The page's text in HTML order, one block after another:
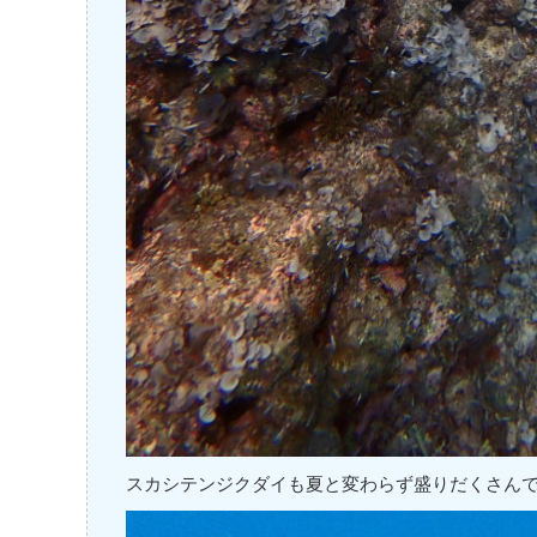
スカシテンジクダイも夏と変わらず盛りだくさん